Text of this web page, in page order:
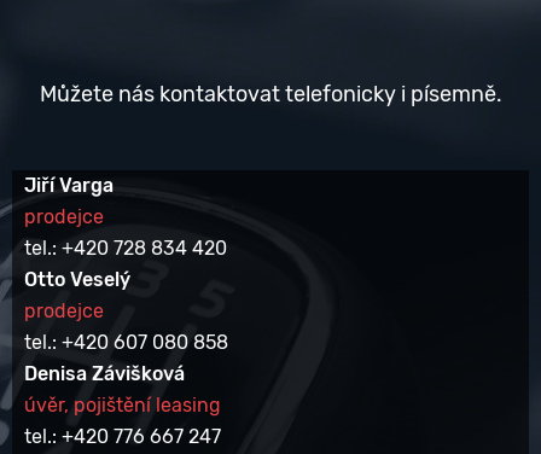
Můžete nás kontaktovat telefonicky i písemně.
Jiří Varga
prodejce
tel.: +420 728 834 420
Otto Veselý
prodejce
tel.: +420 607 080 858
Denisa Závišková
úvěr, pojištění leasing
tel.: +420 776 667 247